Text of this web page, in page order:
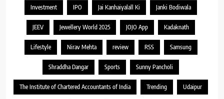
Investment IPO Jai Kanhaiyalall Ki Janki Bodiwala
JEEV Jewellery World 2025 JOJO App Kadaknath
Lifestyle Nirav Mehta review RSS Samsung
Shraddha Dangar Sports Sunny Pancholi
The Institute of Chartered Accountants of India Trending Udaipur